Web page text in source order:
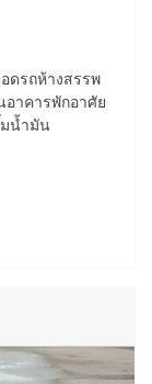
ดรถห้างสรรพ
าคารพักอาศัย
มน้ำมัน